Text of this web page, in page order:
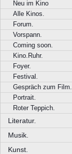
Neu im Kino
Alle Kinos.
Forum.
Vorspann.
Coming soon.
Kino.Ruhr.
Foyer.
Festival.
Gespräch zum Film.
Portrait.
Roter Teppich.
Literatur.
Musik.
Kunst.